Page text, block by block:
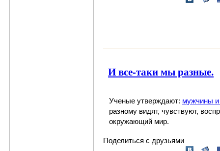
И все-таки мы разные.
Ученые утверждают: мужчины
разному видят, чувствуют,
окружающий мир.
Поделиться с друзьями